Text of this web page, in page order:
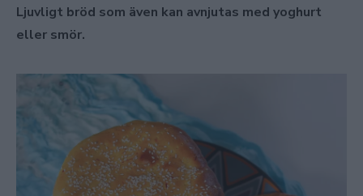
Ljuvligt bröd som även kan avnjutas med yoghurt
eller smör.